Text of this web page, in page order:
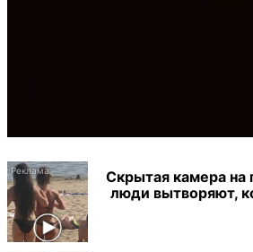
Скрытая камера
люди вытворяют,